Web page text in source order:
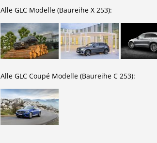
Alle GLC Modelle (Baureihe X 253):
Alle GLC Coupé Modelle (Baureihe C 253):